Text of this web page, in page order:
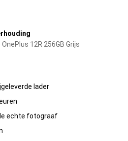
12R 256GB Grijs
lader
echte fotograaf